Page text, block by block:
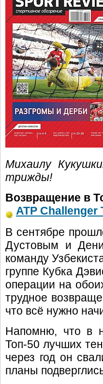
Михаилу
трижды!
Возвращение в
ATP Challenger
В сентябре
Дустовым и
команду
группе Кубка
операции на
трудное
что всё нужно
Напомню, что в
Топ-50 лучших
через год он
планы